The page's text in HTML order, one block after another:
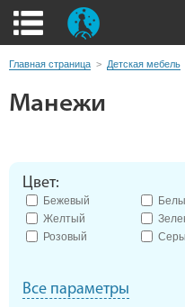
Главная страница > Детская мебель
Манежи
Цвет:
Бежевый
Желтый
Розовый
Все параметры